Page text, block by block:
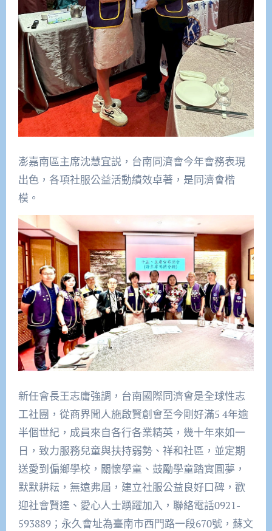
澎嘉南區主席沈慧宜説，台南同濟會今年會務表現
出色，各項社服公益活動績效卓著，是同濟會楷
模。
新任會長王志庸強調，台南國際同濟會是全球性志
工社團，從商界聞人施啟賢創會至今剛好滿5 4年逾
半個世紀，成員來自各行各業精英，幾十年來如一
日，致力服務兒童與扶持弱勢、祥和社區，並定期
送愛到偏鄉學校，關懷學童、鼓勵學童踏實圓夢，
默默耕耘，無遠弗屆，建立社服公益良好口碑，歡
迎社會賢達、愛心人士踴躍加入，聯絡電話0921-
593889；永久會址為臺南市西門路一段670號，蘇文